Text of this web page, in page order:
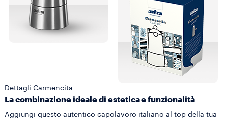
Dettagli Carmencita
La combinazione ideale di estetica e funzionalità
Aggiungi questo autentico capolavoro italiano al top della tua